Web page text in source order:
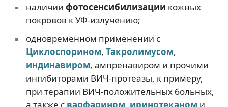
наличии фотосенсибилизации кожных
покровов к УФ-излучению;
одновременном применении с
Циклоспорином, Такролимусом,
индинавиром, ампренавиром и прочими
ингибиторами ВИЧ-протеазы, к примеру,
при терапии ВИЧ-положительных больных,
а также с варфарином иринотеканом и